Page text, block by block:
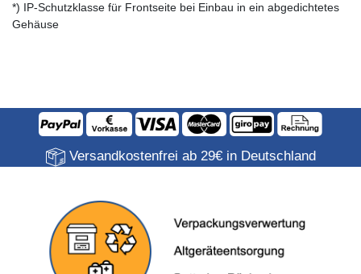
*) IP-Schutzklasse für Frontseite bei Einbau in ein abgedichtetes
Gehäuse
Versandkostenfrei ab 29€ in Deutschland